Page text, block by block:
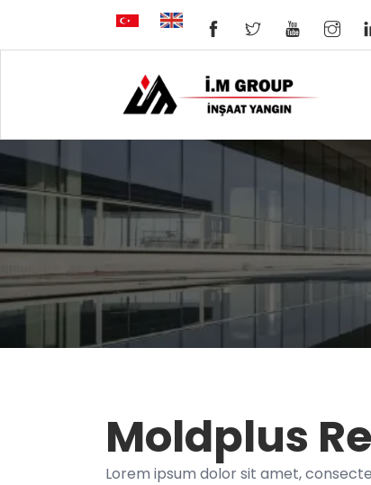
Türkçe English
Moldplus
Lorem ipsum dolor sit amet,